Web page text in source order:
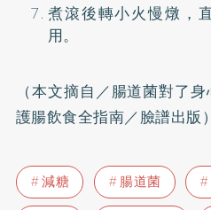
煮滾後轉小火慢燉，
用。
（本文摘自／腸道菌對了
護腸飲食全指南／臉譜出版）
減糖 腸道菌